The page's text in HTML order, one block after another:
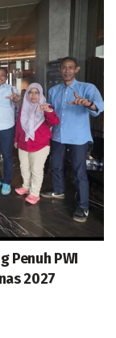
Penuh PWI
2027